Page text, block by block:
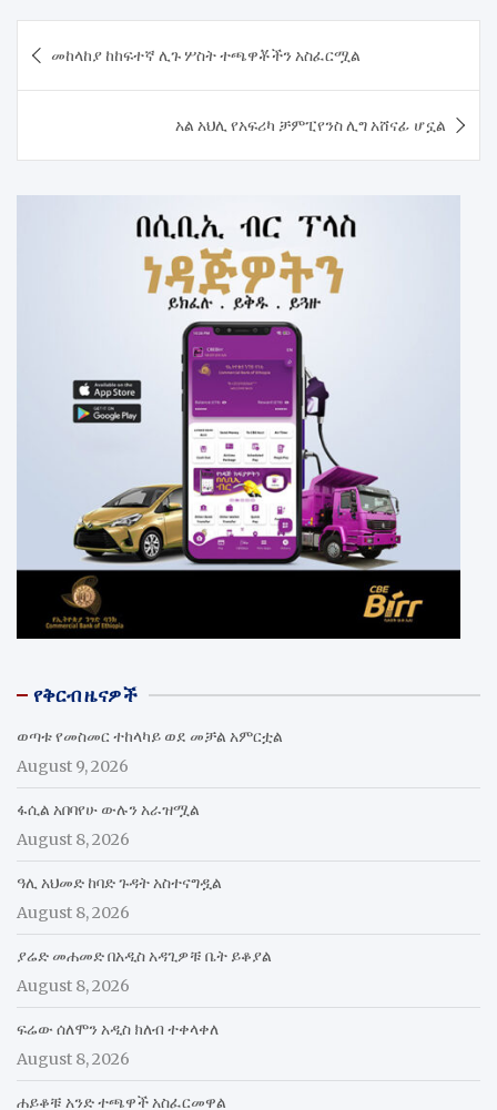
navigation
መከላከያ ከከፍተኛ ሊጉ ሦስት ተጫዋቾችን አስፈርሟል
አል አህሊ የአፍሪካ ቻምፒየንስ ሊግ አሸናፊ ሆኗል
የቅርብ ዜናዎች
ወጣቱ የመስመር ተከላካይ ወደ መቻል አምርቷል
August 9, 2026
ፋሲል አበባየሁ ውሉን አራዝሟል
August 8, 2026
ዓሊ አህመድ ከባድ ጉዳት አስተናግዷል
August 8, 2026
ያሬድ መሐመድ በአዲስ አዳጊዎቹ ቤት ይቆያል
August 8, 2026
ፍሬው ሰለሞን አዲስ ክለብ ተቀላቀለ
August 8, 2026
ሐይቆቹ አንድ ተጫዋች አስፈርመዋል